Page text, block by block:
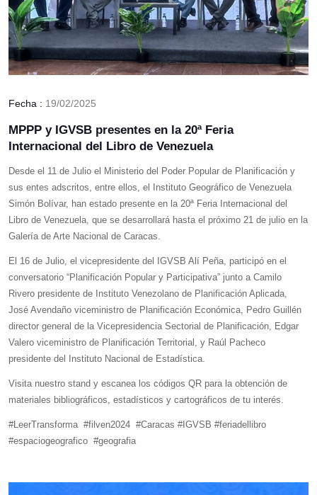
Fecha : 19/02/2025
MPPP y IGVSB presentes en la 20ª Feria
Internacional del Libro de Venezuela
Desde el 11 de Julio el Ministerio del Poder Popular de Planificación y
sus entes adscritos, entre ellos, el Instituto Geográfico de Venezuela
Simón Bolívar, han estado presente en la 20ª Feria Internacional del
Libro de Venezuela, que se desarrollará hasta el próximo 21 de julio en la
Galería de Arte Nacional de Caracas.
El 16 de Julio, el vicepresidente del IGVSB Alí Peña, participó en el
conversatorio “Planificación Popular y Participativa” junto a Camilo
Rivero presidente de Instituto Venezolano de Planificación Aplicada,
José Avendaño viceministro de Planificación Económica, Pedro Guillén
director general de la Vicepresidencia Sectorial de Planificación, Edgar
Valero viceministro de Planificación Territorial, y Raúl Pacheco
presidente del Instituto Nacional de Estadística.
Visita nuestro stand y escanea los códigos QR para la obtención de
materiales bibliográficos, estadísticos y cartográficos de tu interés.
#LeerTransforma #filven2024 #Caracas #IGVSB #feriadellibro
#espaciogeografico #geografia